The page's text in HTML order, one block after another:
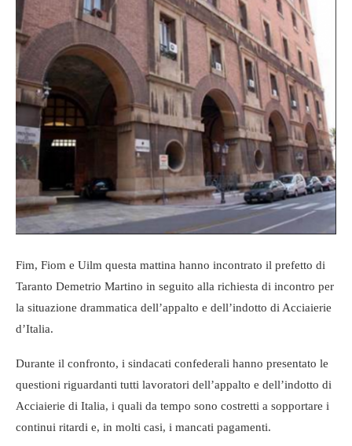
Fim, Fiom e Uilm questa mattina hanno incontrato il prefetto di
Taranto Demetrio Martino in seguito alla richiesta di incontro per
la situazione drammatica dell’appalto e dell’indotto di Acciaierie
d’Italia.
Durante il confronto, i sindacati confederali hanno presentato le
questioni riguardanti tutti lavoratori dell’appalto e dell’indotto di
Acciaierie di Italia, i quali da tempo sono costretti a sopportare i
continui ritardi e, in molti casi, i mancati pagamenti.